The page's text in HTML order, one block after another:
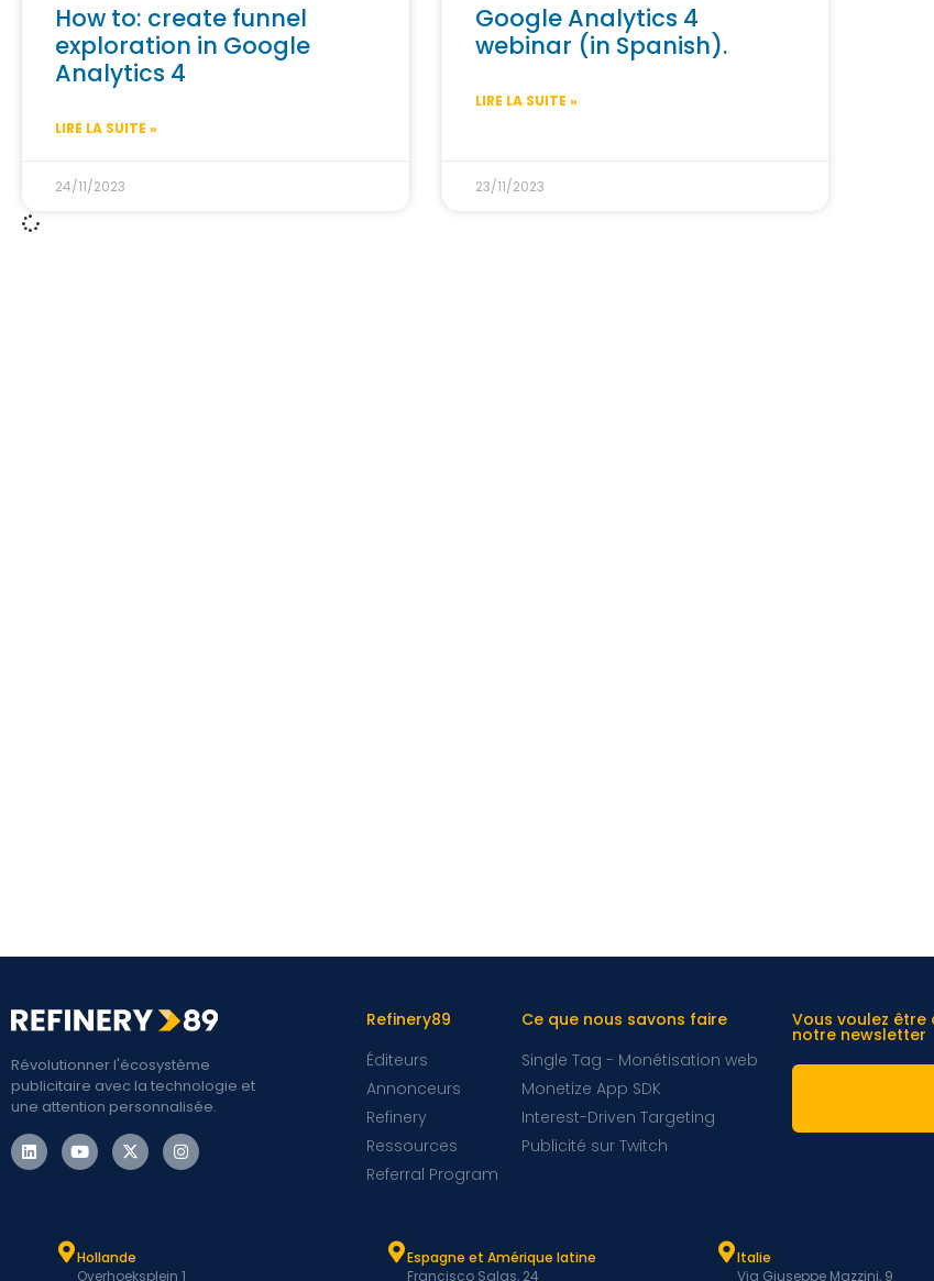
How to: create funnel
exploration in Google
Analytics 4
LIRE LA SUITE »
24/11/2023
Google Analytics 4
webinar (in Spanish).
LIRE LA SUITE »
23/11/2023
Révolutionner l'écosystème
publicitaire avec la technologie et
une attention personnalisée.
Refinery89
Éditeurs
Annonceurs
Refinery
Ressources
Referral Program
Ce que nous savons faire
Single Tag - Monétisation web
Monetize App SDK
Interest-Driven Targeting
Publicité sur Twitch
Vous voulez
notre newsletter
Hollande
Overhoeksplein 1
Espagne et Amérique latine
Francisco Salas, 24
Italie
Via Giuseppe Mazzini, 9